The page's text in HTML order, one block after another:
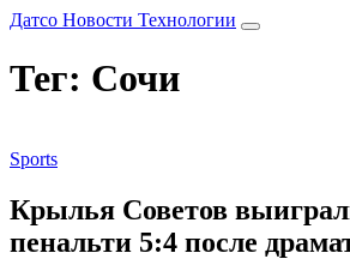
Датсо Новости Технологии
Тег: Сочи
Sports
Крылья Советов
пенальти 5:4 после